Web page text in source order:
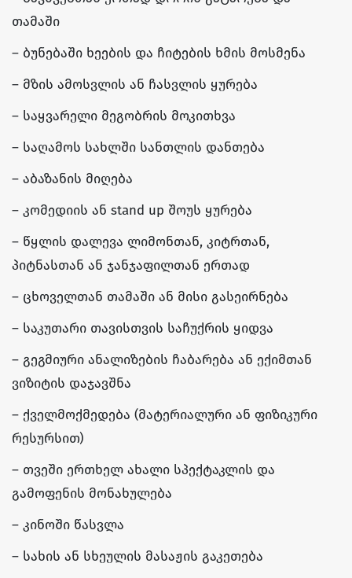
თამაში
– ბუნებაში ხეების და ჩიტების ხმის მოსმენა
– მზის ამოსვლის ან ჩასვლის ყურება
– საყვარელი მეგობრის მოკითხვა
– საღამოს სახლში სანთლის დანთება
– აბაზანის მიღება
– კომედიის ან stand up შოუს ყურება
– წყლის დალევა ლიმონთან, კიტრთან,
პიტნასთან ან ჯანჯაფილთან ერთად
– ცხოველთან თამაში ან მისი გასეირნება
– საკუთარი თავისთვის საჩუქრის ყიდვა
– გეგმიური ანალიზების ჩაბარება ან ექიმთან
ვიზიტის დაჯავშნა
– ქველმოქმედება (მატერიალური ან ფიზიკური
რესურსით)
– თვეში ერთხელ ახალი სპექტაკლის და
გამოფენის მონახულება
– კინოში წასვლა
– სახის ან სხეულის მასაჟის გაკეთება